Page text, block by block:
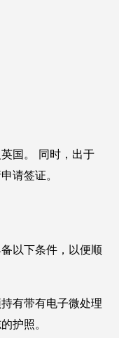
国。 同时，出于
请签证。
以下条件，以便顺
有带有电子微处理
护照。